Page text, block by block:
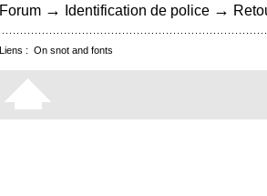
Forum → Identification de police →
Liens : On snot and fonts